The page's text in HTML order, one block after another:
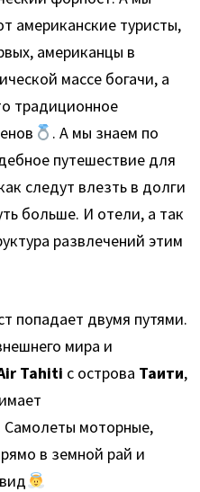
американские туристы,
американцы в
массе богачи, а
традиционное
. А мы знаем по
путешествие для
следут влезть в долги
больше. И отели, а так
развлечений этим
попадает двумя путями.
мира и
Tahiti с острова Таити,
Cамолеты моторные,
в земной рай и